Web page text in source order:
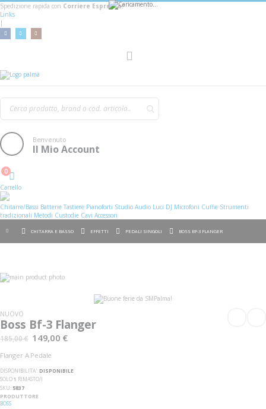
Spedizione rapida con Corriere Espresso!
Links
|
Benvenuto
Il Mio Account
Cart
0
Carrello
Chitarre/Bassi Batterie Tastiere Pianoforti Studio Audio Luci DJ Microfoni Cuffie Strumenti
tradizionali Metodi Custodie Cavi Accessori
CHITARRA E BASSO EFFETTI PEDALI SINGOLI BOSS BF-3 FLANGER
Vai
alla
galleria
di
immagini
galleria
di
immagini
NUOVO
Boss Bf-3 Flanger
185,00 € 149,00 €
Flanger A Pedale
DISPONIBILITA':DISPONIBILE
SOLO1 RIMASTO/I
SKU 5837
PRODUTTORE
BOSS